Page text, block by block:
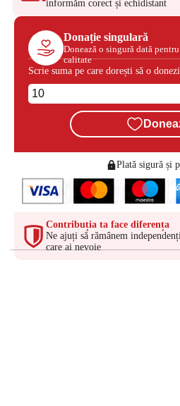
informăm corect și echidistant
Donație singulară
Donează o singură dată
calitate
Scrie suma pe care dorești să o donezi
Plată sigură și
Contribuția ta face diferența
Ne ajuți să rămânem
care ai nevoie